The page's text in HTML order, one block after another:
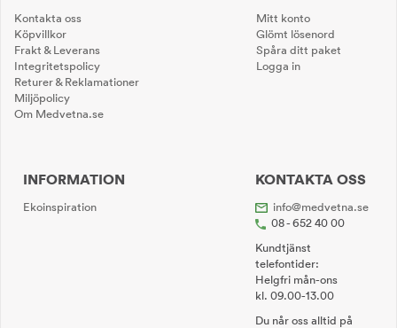
Kontakta oss
Köpvillkor
Frakt & Leverans
Integritetspolicy
Returer & Reklamationer
Miljöpolicy
Om Medvetna.se
Mitt konto
Glömt lösenord
Spåra ditt paket
Logga in
INFORMATION
Ekoinspiration
KONTAKTA OSS
info@medvetna.se
08 - 652 40 00
Kundtjänst
telefontider:
Helgfri mån-ons
kl. 09.00-13.00
Du når oss alltid på